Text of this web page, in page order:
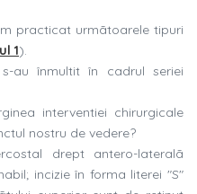
practicat urmãtoarele tipuri
1).
s-au înmultit în cadrul seriei
interventiei chirurgicale
nostru de vedere?
drept antero-lateralã
incizie în forma literei "S"